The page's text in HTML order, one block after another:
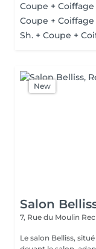
Coupe + Coiffage
Coupe + Coiffage
Sh. + Coupe +
New
Salon
7, Rue du Moulin
Le salon Belliss,